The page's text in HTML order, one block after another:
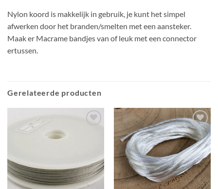
Nylon koord is makkelijk in gebruik, je kunt het simpel
afwerken door het branden/smelten met een aansteker.
Maak er Macrame bandjes van of leuk met een connector
ertussen.
Gerelateerde producten
Aan
verlanglijst
toevoegen